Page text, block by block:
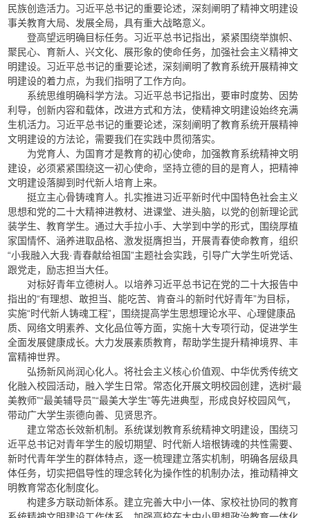
民族创造活力。习近平总书记的重要论述，深刻阐明了精神文明建设
事关教育大局、发展全局，具有重大战略意义。
登高望远明确目标任务。习近平总书记指出，紧紧围绕举旗帜、
聚民心、育新人、兴文化、展形象的使命任务，加强社会主义精神文
明建设。习近平总书记的重要论述，深刻阐明了教育系统开展精神文
明建设的着力点，为我们指明了工作方向。
系统思维明确科学方法。习近平总书记指出，要审时度势、因势
利导，创新内容和载体，改进方式和方法，使精神文明建设始终充满
生机活力。习近平总书记的重要论述，深刻阐明了教育系统开展精神
文明建设的方法论，需要我们在实践中贯彻落实。
为党育人、为国育才是教育的初心使命，加强教育系统精神文明
建设，必须紧紧围绕这一初心使命，坚持立德的目的是育人，把精神
文明建设落脚到时代新人培育上来。
挺立主心骨铸魂育人。扎实推进习近平新时代中国特色社会主义
思想和党的二十大精神进教材、进课堂、进头脑，以党的创新理论武
装学生、教育学生。通过大手拉小手、大学到中学的形式，围绕厚植
家国情怀、涵养进取品格、激发挺膺担当，开展青春使命教育，组织
“小我融入大我·青春献给祖国”主题社会实践，引导广大学生听党话、
跟党走，励志担当大任。
对标好青年立德树人。以培养习近平总书记在党的二十大报告中
指出的“有理想、敢担当、能吃苦、肯奋斗的新时代好青年”为目标，
实施“时代新人铸魂工程”，围绕提高学生思想理论水平、心理健康品
质、网络文明素养、文化品位等方面，实施十大专项行动，促进学生
全面发展健康成长。大力发展素质教育，帮助学生提升精神境界、丰
富精神世界。
弘扬新风尚润心化人。将社会主义核心价值观、中华优秀传统文
化融入校园活动，融入学生日常。常态化开展文明校园创建，选树“最
美教师”“最美辅导员”“最美大学生”等先进典型，形成良好校园风气，
带动广大学生崇德向善、见贤思齐。
建立常态长效新机制。系统谋划教育系统精神文明建设，围绕习
近平总书记对青年学生的殷切期望、时代新人培根铸魂的共性需要、
新时代青年学生的群体特点，逐一梳理建立落实机制，明确各层级具
体任务，切实把倡导性的理念转化为操作性的机制办法，推动精神文
明教育常态化制度化。
构建多方联动新体系。建立完善大中小一体、家校社协同的教育